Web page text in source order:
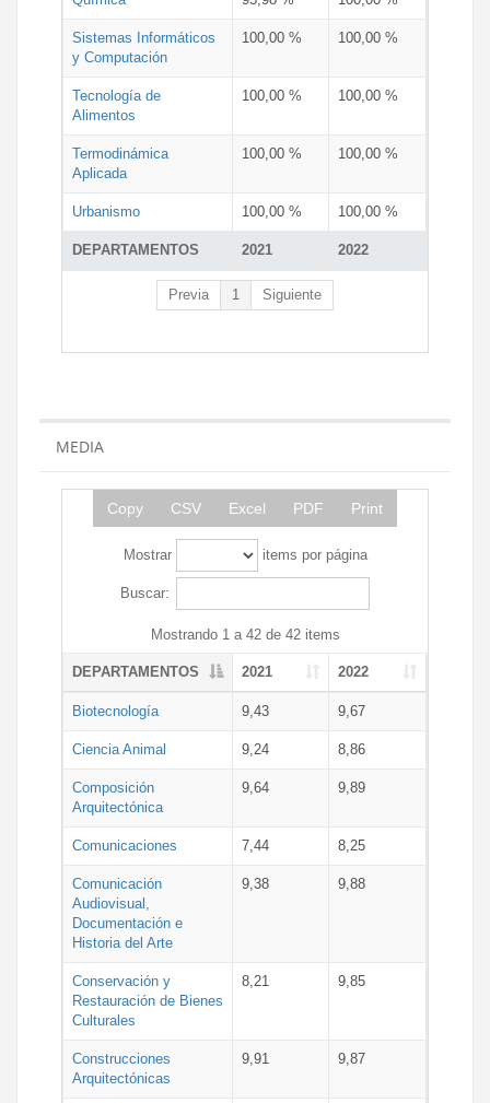
DEPARTAMENTOS 2021 2022
Sistemas Informáticos
y Computación
100,00 % 100,00 %
Tecnología de
Alimentos
100,00 % 100,00 %
Termodinámica
Aplicada
100,00 % 100,00 %
Urbanismo 100,00 % 100,00 %
Previa 1 Siguiente
MEDIA
Copy CSV Excel PDF Print
Mostrar items por página
Buscar:
Mostrando 1 a 42 de 42 items
DEPARTAMENTOS 2021 2022
Biotecnología 9,43 9,67
Ciencia Animal 9,24 8,86
Composición
Arquitectónica
9,64 9,89
Comunicaciones 7,44 8,25
Comunicación
Audiovisual,
Documentación e
Historia del Arte
9,38 9,88
Conservación y
Restauración de Bienes
Culturales
8,21 9,85
Construcciones
Arquitectónicas
9,91 9,87